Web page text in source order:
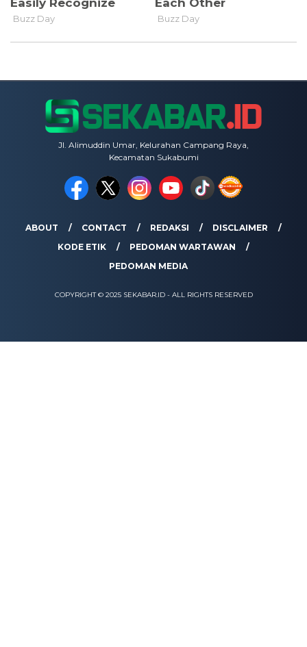
Jl. Alimuddin Umar, Kelurahan Campang Raya,
Kecamatan Sukabumi
ABOUT CONTACT REDAKSI
DISCLAIMER
KODE ETIK
PEDOMAN WARTAWAN
PEDOMAN MEDIA
COPYRIGHT © 2025 SEKABAR.ID - ALL RIGHTS RESERVED